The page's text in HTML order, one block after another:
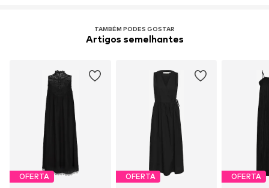
TAMBÉM PODES GOSTAR
Artigos semelhantes
OFERTA OFERTA OFERTA